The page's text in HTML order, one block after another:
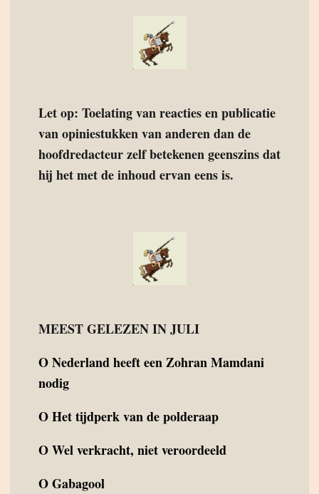
Let op: Toelating van reacties en publicatie
van opiniestukken van anderen dan de
hoofdredacteur zelf betekenen geenszins dat
hij het met de inhoud ervan eens is.
MEEST GELEZEN IN JULI
ONederland heeft een Zohran Mamdani
nodig
OHet tijdperk van de polderaap
OWel verkracht, niet veroordeeld
OGabagool